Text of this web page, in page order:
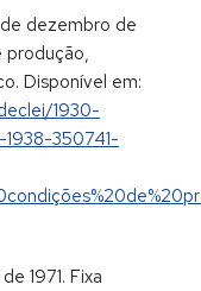
dezembro de
produção,
Disponível em:
1930-
350741-
1971. Fixa